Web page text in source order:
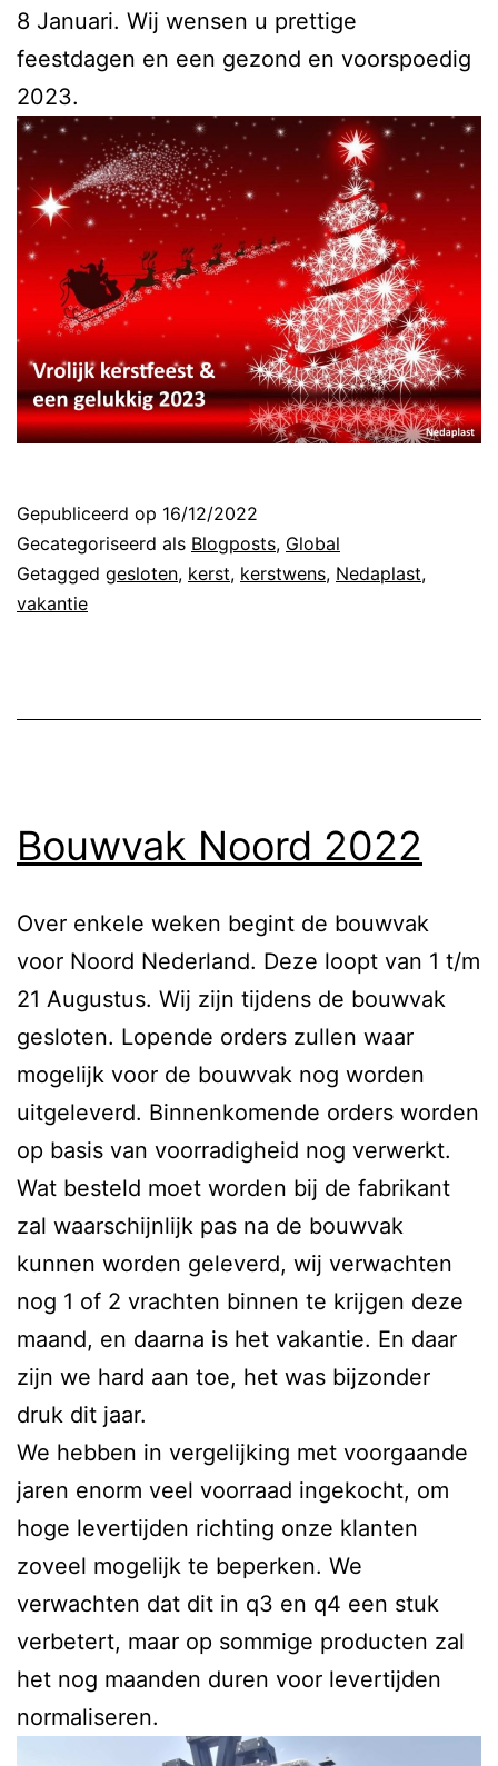
8 Januari. Wij wensen u prettige
feestdagen en een gezond en voorspoedig
2023.
Gepubliceerd op 16/12/2022
Gecategoriseerd als Blogposts, Global
Getagged gesloten, kerst, kerstwens, Nedaplast,
vakantie
Bouwvak Noord 2022
Over enkele weken begint de bouwvak
voor Noord Nederland. Deze loopt van 1 t/m
21 Augustus. Wij zijn tijdens de bouwvak
gesloten. Lopende orders zullen waar
mogelijk voor de bouwvak nog worden
uitgeleverd. Binnenkomende orders worden
op basis van voorradigheid nog verwerkt.
Wat besteld moet worden bij de fabrikant
zal waarschijnlijk pas na de bouwvak
kunnen worden geleverd, wij verwachten
nog 1 of 2 vrachten binnen te krijgen deze
maand, en daarna is het vakantie. En daar
zijn we hard aan toe, het was bijzonder
druk dit jaar.
We hebben in vergelijking met voorgaande
jaren enorm veel voorraad ingekocht, om
hoge levertijden richting onze klanten
zoveel mogelijk te beperken. We
verwachten dat dit in q3 en q4 een stuk
verbetert, maar op sommige producten zal
het nog maanden duren voor levertijden
normaliseren.